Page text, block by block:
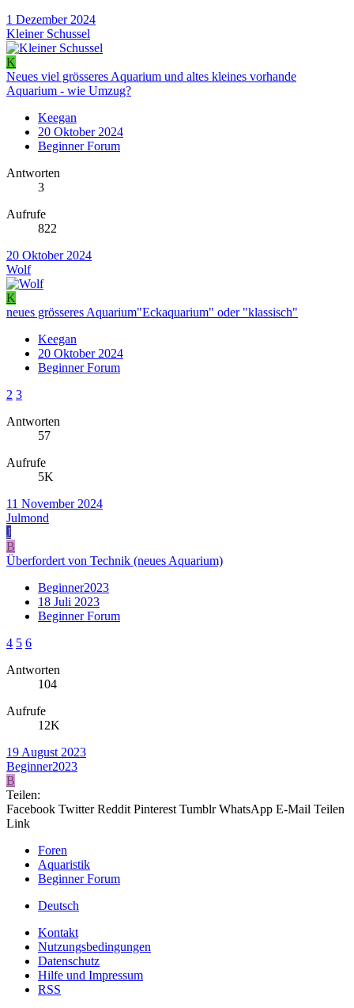
1 Dezember 2024
Kleiner Schussel
K
Neues viel grösseres Aquarium und altes kleines vorhande
Aquarium - wie Umzug?
Keegan
20 Oktober 2024
Beginner Forum
Antworten
3
Aufrufe
822
20 Oktober 2024
Wolf
K
neues grösseres Aquarium"Eckaquarium" oder "klassisch"
Keegan
20 Oktober 2024
Beginner Forum
2 3
Antworten
57
Aufrufe
5K
11 November 2024
Julmond
J
B
Überfordert von Technik (neues Aquarium)
Beginner2023
18 Juli 2023
Beginner Forum
4 5 6
Antworten
104
Aufrufe
12K
19 August 2023
Beginner2023
B
Teilen:
Facebook Twitter Reddit Pinterest Tumblr WhatsApp E-Mail Teilen
Link
Foren
Aquaristik
Beginner Forum
Deutsch
Kontakt
Nutzungsbedingungen
Datenschutz
Hilfe und Impressum
RSS